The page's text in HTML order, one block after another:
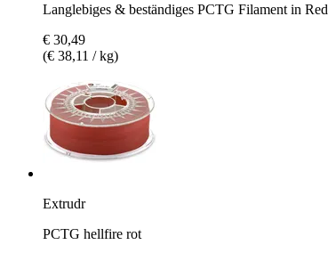
Langlebiges & beständiges PCTG Filament in Red
€ 30,49
(€ 38,11 / kg)
Extrudr
PCTG hellfire rot